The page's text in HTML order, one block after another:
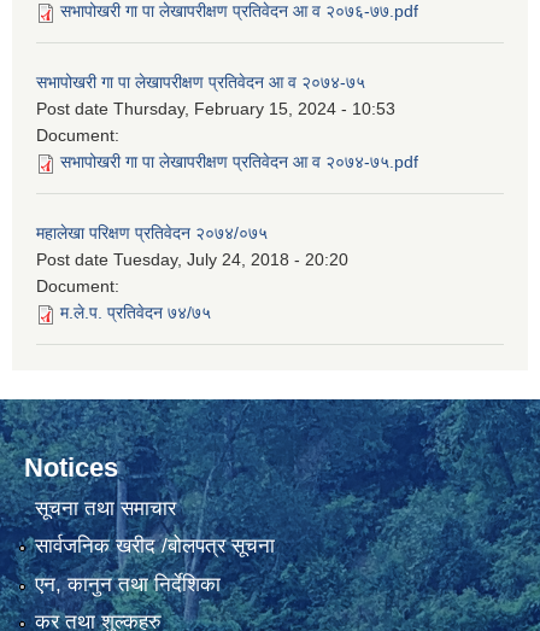
सभापोखरी गा पा लेखापरीक्षण प्रतिवेदन आ व २०७६-७७.pdf
सभापोखरी गा पा लेखापरीक्षण प्रतिवेदन आ व २०७४-७५
Post date Thursday, February 15, 2024 - 10:53
Document:
सभापोखरी गा पा लेखापरीक्षण प्रतिवेदन आ व २०७४-७५.pdf
महालेखा परिक्षण प्रतिवेदन २०७४/०७५
Post date Tuesday, July 24, 2018 - 20:20
Document:
म.ले.प. प्रतिवेदन ७४/७५
Notices
सूचना तथा समाचार
सार्वजनिक खरीद /बोलपत्र सूचना
एन, कानुन तथा निर्देशिका
कर तथा शुल्कहरु